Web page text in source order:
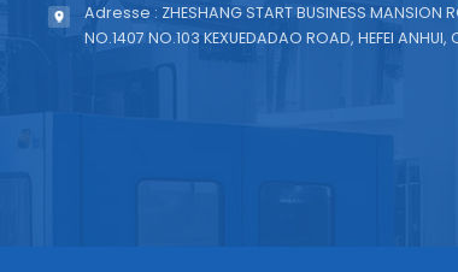
Adresse : ZHESHANG START BUSINESS MANSION
NO.1407 NO.103 KEXUEDADAO ROAD, HEFEI ANHUI,